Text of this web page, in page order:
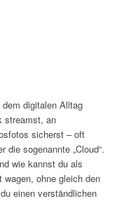
digitalen Alltag
streamst, an
sicherst – oft
die sogenannte „Cloud“.
wie kannst du als
wagen, ohne gleich den
einen verständlichen